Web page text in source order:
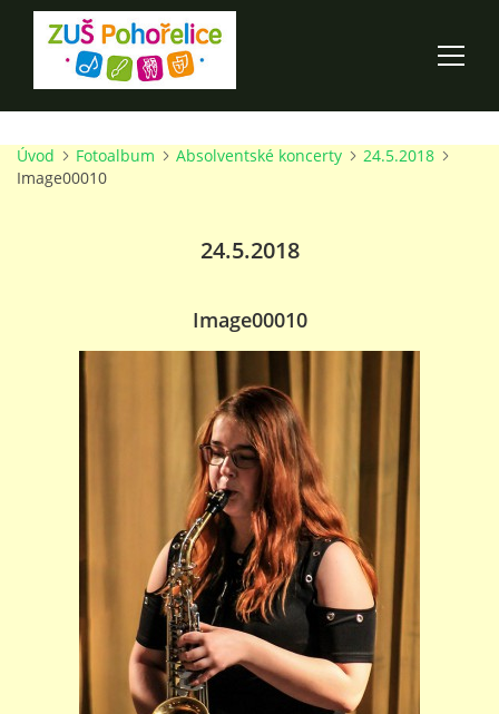
ÚVOD
TALENTOVÉ ZKOUŠKY
STUDIJNÍ OBORY
GALERIE
VIDEA - FILMOVÁ TVORBA
Úvod Fotoalbum Absolventské koncerty
24.5.2018
Image00010
24.5.2018
Image00010